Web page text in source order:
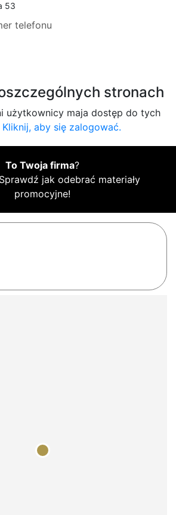
53
telefonu
stronach
użytkownicy maja dostęp do tych
Kliknij, aby się zalogować.
To Twoja firma?
Sprawdź jak odebrać materiały
promocyjne!